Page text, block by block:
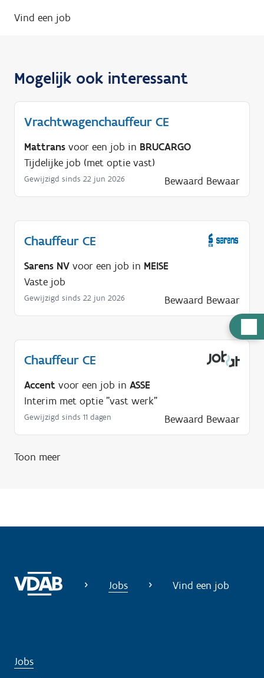
u
l
d
i
Vind een job
Mogelijk ook interessant
Vrachtwagenchauffeur CE
Mattrans voor een job in BRUCARGO
Tijdelijke job (met optie vast)
Gewijzigd sinds 22 jun 2026 Bewaard Bewaar
Chauffeur CE
Sarens NV voor een job in MEISE
Vaste job
Gewijzigd sinds 22 jun 2026 Bewaard Bewaar
Chauffeur CE
Accent voor een job in ASSE
Interim met optie "vast werk"
Gewijzigd sinds 11 dagen Bewaard Bewaar
Toon meer
Jobs Vind een job
Jobs